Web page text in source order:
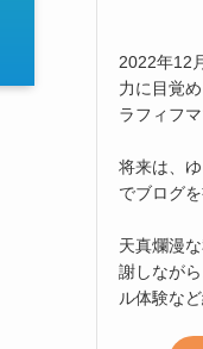
2022年12
力に目覚
ラフィフマ
将来は、
でブログを
天真爛漫
謝しなが
ル体験な